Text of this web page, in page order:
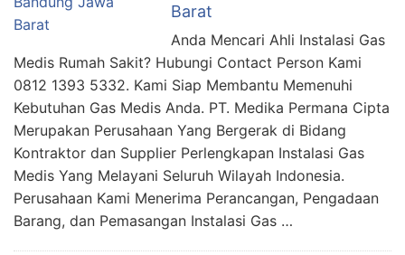
Barat
Anda Mencari Ahli Instalasi Gas
Medis Rumah Sakit? Hubungi Contact Person Kami
0812 1393 5332. Kami Siap Membantu Memenuhi
Kebutuhan Gas Medis Anda. PT. Medika Permana Cipta
Merupakan Perusahaan Yang Bergerak di Bidang
Kontraktor dan Supplier Perlengkapan Instalasi Gas
Medis Yang Melayani Seluruh Wilayah Indonesia.
Perusahaan Kami Menerima Perancangan, Pengadaan
Barang, dan Pemasangan Instalasi Gas …